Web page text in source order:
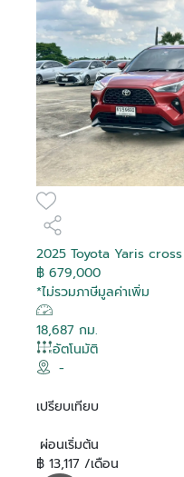
2025 Toyota Yaris
฿ 679,000
*ไม่รวมภาษีมูลค่าเพิ่ม
18,687 กม.
อัตโนมัติ
-
เปรียบเทียบ
ผ่อนเริ่มต้น
฿ 13,117 /เดือน